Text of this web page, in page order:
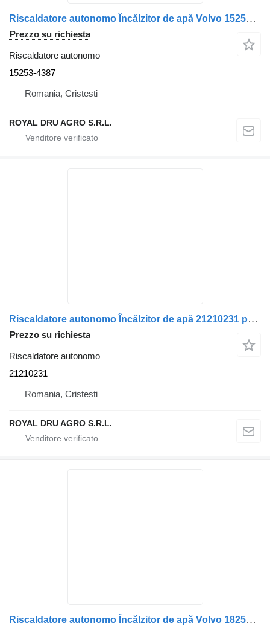
Riscaldatore autonomo Încălzitor de apă Volvo 15253 4387 15253-4387 per camion
Prezzo su richiesta
Riscaldatore autonomo
15253-4387
Romania, Cristesti
ROYAL DRU AGRO S.R.L.
Riscaldatore autonomo Încălzitor de apă 21210231 per camion Volvo 3502M/3500M – Stare uzată, cod 14959 – 5292
Prezzo su richiesta
Riscaldatore autonomo
21210231
Romania, Cristesti
ROYAL DRU AGRO S.R.L.
Riscaldatore autonomo Încălzitor de apă Volvo 1825565 per camion Spheros